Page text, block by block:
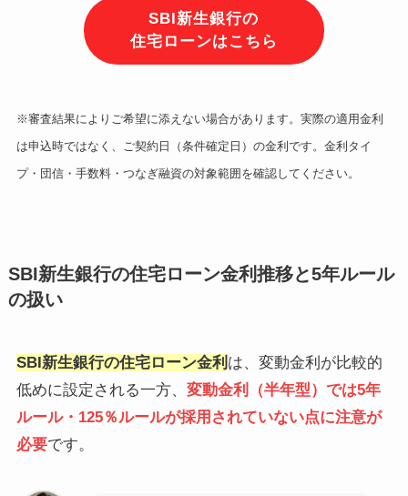
SBI新生銀行の
住宅ローンはこちら
※審査結果によりご希望に添えない場合があります。実際の適用金利
は申込時ではなく、ご契約日（条件確定日）の金利です。金利タイ
プ・団信・手数料・つなぎ融資の対象範囲を確認してください。
SBI新生銀行の住宅ローン金利推移と5年ルール
の扱い
SBI新生銀行の住宅ローン金利 は、変動金利が比較的
低めに設定される一方、 変動金利（半年型）では5年
ルール・125％ルールが採用されていない点に注意が
必要です。